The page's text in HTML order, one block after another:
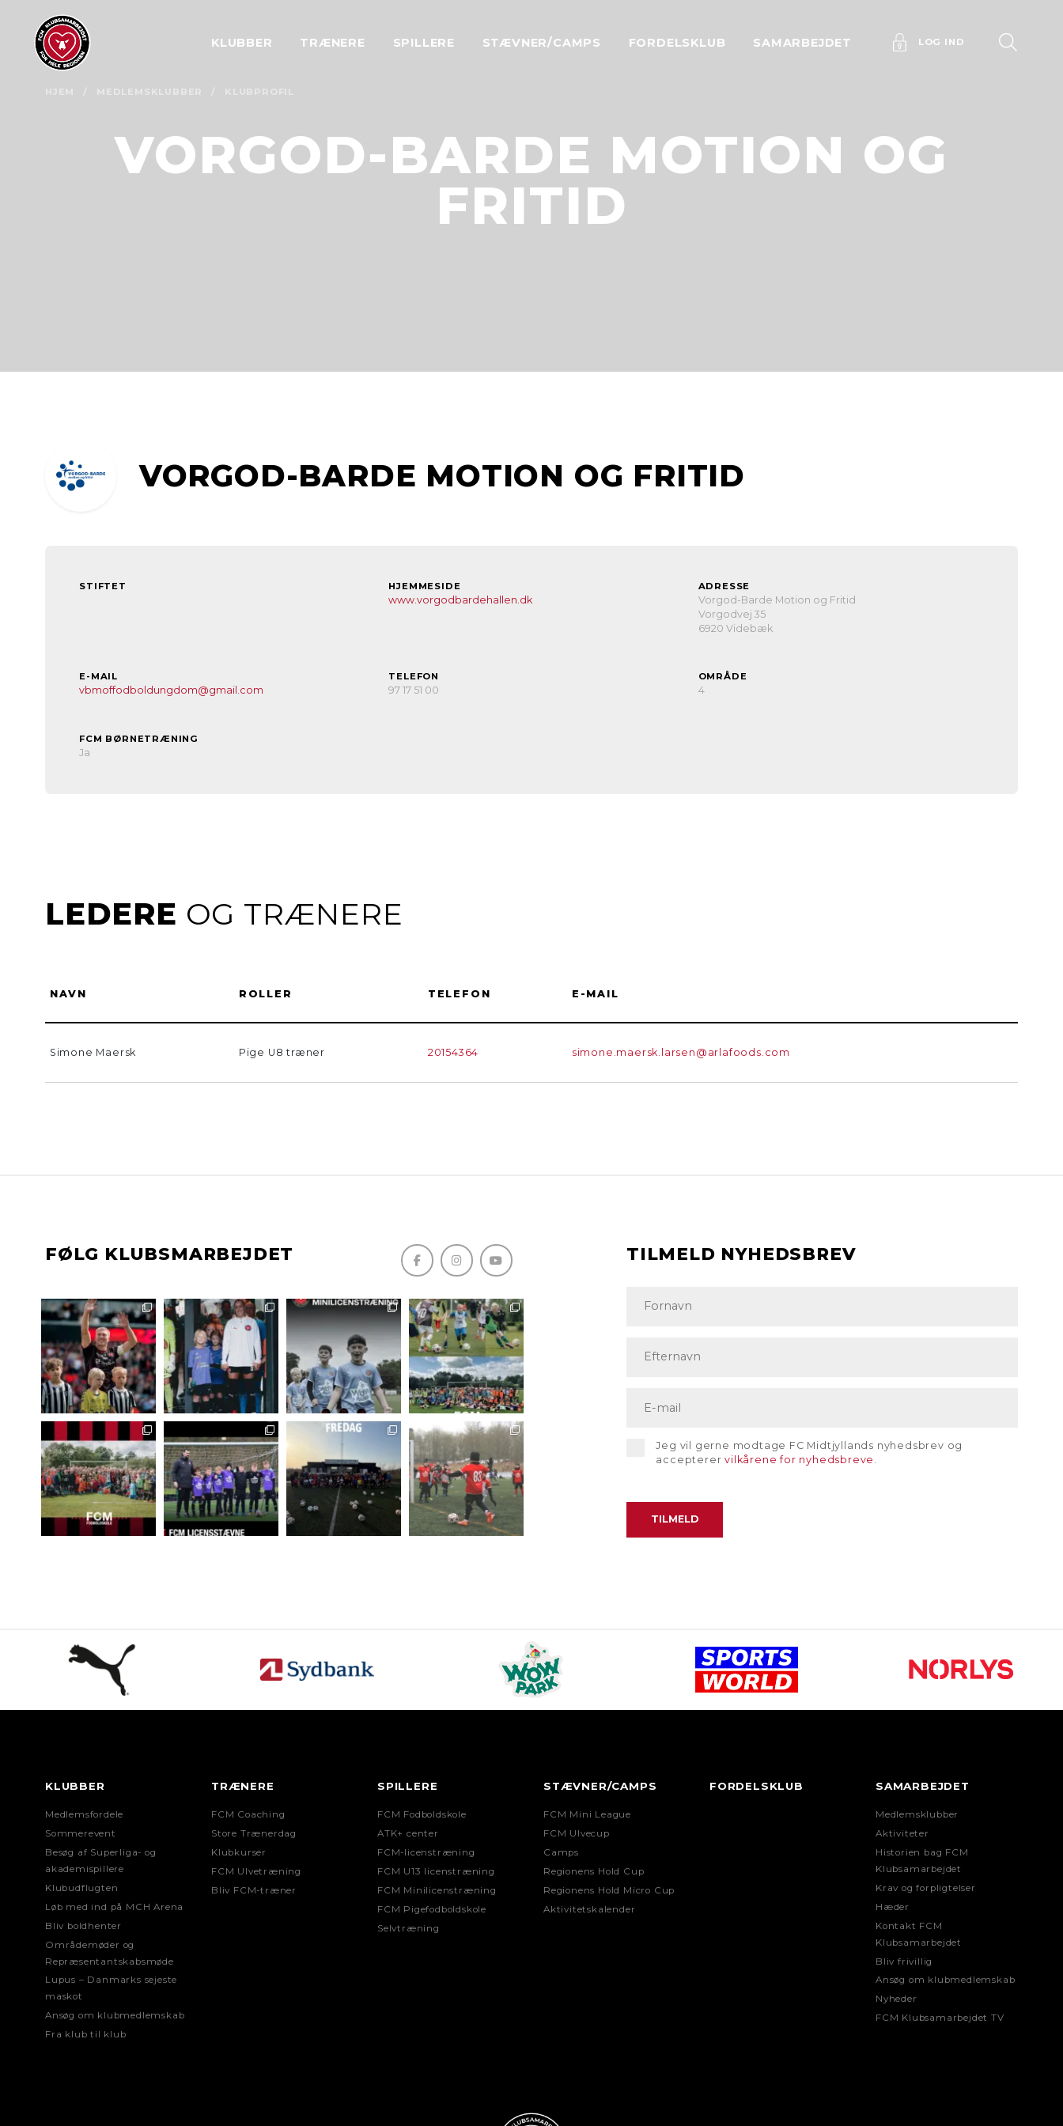
KLUBBER TRÆNERE SPILLERE STÆVNER/CAMPS FORDELSKLUB SAMARBEJDET LOG IND
VORGOD-BARDE MOTION OG
FRITID
VORGOD-BARDE MOTION OG FRITID
STIFTET HJEMMESIDE
www.vorgodbardehallen.dk
ADRESSE
Vorgod-Barde Motion og Fritid
Vorgodvej 35
6920 Videbæk
E-MAIL
vbmoffodboldungdom@gmail.com
TELEFON
97 17 51 00
OMRÅDE
4
FCM BØRNETRÆNING
Ja
LEDERE OG TRÆNERE
NAVN ROLLER TELEFON E-MAIL
Simone Maersk Pige U8 træner 20154364 simone.maersk.larsen@arlafoods.com
FØLG KLUBSMARBEJDET TILMELD NYHEDSBREV
Jeg vil gerne modtage FC Midtjyllands nyhedsbrev og
accepterervilkårene for nyhedsbreve .
KLUBBER
Medlemsfordele
Sommerevent
Besøg af Superliga- og
akademispillere
Klubudflugten
Løb med ind på MCH Arena
Bliv boldhenter
Områdemøder og
Repræsentantskabsmøde
Lupus – Danmarks sejeste
maskot
Ansøg om klubmedlemskab
Fra klub til klub
TRÆNERE
FCM Coaching
Store Trænerdag
Klubkurser
FCM Ulvetræning
Bliv FCM-træner
SPILLERE
FCM Fodboldskole
ATK+ center
FCM-licenstræning
FCM U13 licenstræning
FCM Minilicenstræning
FCM Pigefodboldskole
Selvtræning
STÆVNER/CAMPS
FCM Mini League
FCM Ulvecup
Camps
Regionens Hold Cup
Regionens Hold Micro Cup
Aktivitetskalender
FORDELSKLUB SAMARBEJDET
Medlemsklubber
Aktiviteter
Historien bag FCM
Klubsamarbejdet
Krav og forpligtelser
Hæder
Kontakt FCM
Klubsamarbejdet
Bliv frivillig
Ansøg om klubmedlemskab
Nyheder
FCM Klubsamarbejdet TV